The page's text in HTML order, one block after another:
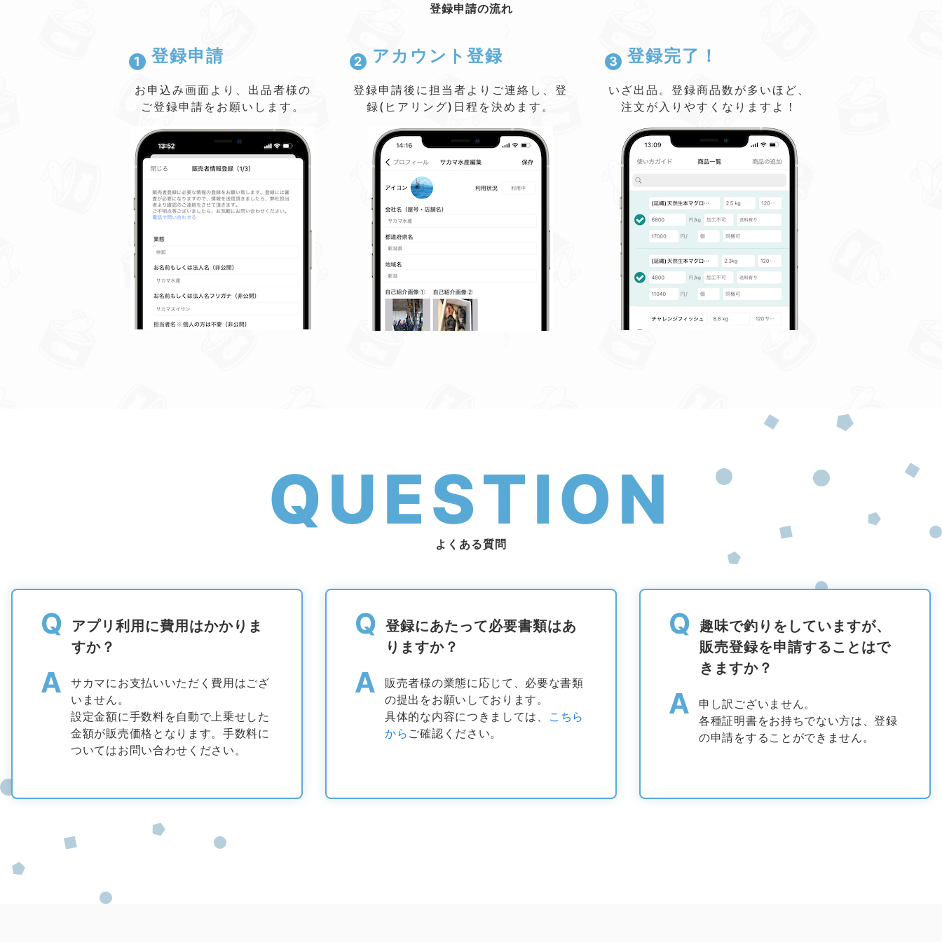
登録申請の流れ
1 登録申請
お申込み画面より、出品者様の
ご登録申請をお願いします。
2 アカウント登録
登録申請後に担当者よりご連絡し、登
録(ヒアリング)日程を決めます。
3 登録完了！
いざ出品。登録商品数が多いほど、
注文が入りやすくなりますよ！
QUESTION
よくある質問
Q
アプリ利用に費用はかかりま
すか？
A
サカマにお支払いいただく費用はござ
いません。
設定金額に手数料を自動で上乗せした
金額が販売価格となります。手数料に
ついてはお問い合わせください。
Q 登録にあたって必要書類はあ
りますか？
A
販売者様の業態に応じて、必要な書類
の提出をお願いしております。
具体的な内容につきましては、
こちら
から ご確認ください。
Q
趣味で釣りをしていますが、
販売登録を申請することはで
きますか？
A
申し訳ございません。
各種証明書をお持ちでない方は、登録
の申請をすることができません。